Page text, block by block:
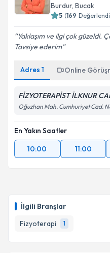
İlgili Branşlar
Fizyoterapi
1
Burdur, Bucak
5 (169
Yaklaşım ve ilgi çok güzeldi.
Tavsiye ederim
Adres 1 Online
FİZYOTERAPİST İLKNUR
Oğuzhan Mah. Cumhuriyet Cad.
En Yakın Saatler
10:00
11:00